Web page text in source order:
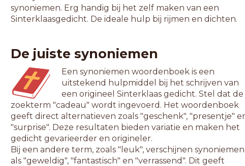
synoniemen. Erg handig bij het zelf maken van een
Sinterklaasgedicht. De ideale hulp bij rijmen en dichten.
De juiste synoniemen
Een synoniemen woordenboek is een
uitstekend hulpmiddel bij het schrijven van
een origineel Sinterklaas gedicht. Stel dat de
zoekterm "cadeau" wordt ingevoerd. Het woordenboek
geeft direct alternatieven zoals "geschenk", "presentje"
"surprise". Deze resultaten bieden variatie en maken het
gedicht gevarieerder en origineler.
Bij een andere term, zoals "leuk", verschijnen synoniemen
als "geweldig", "fantastisch" en "verrassend". Dit geeft